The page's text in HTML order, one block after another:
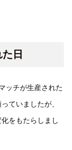
日
ッチが生産された
ていましたが、
をもたらしまし